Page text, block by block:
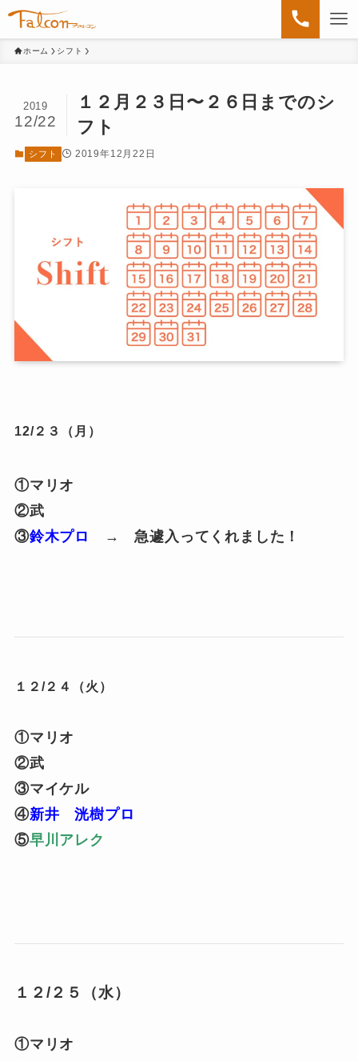
ホーム シフト
１２月２３日〜２６日までのシ
フト
2019
12/22
シフト 2019年12月22日
12/２３ （月）
①マリオ
②武
③鈴木プロ → 急遽入ってくれました！
１２/２４（火）
①マリオ
②武
③マイケル
④新井 洸樹プロ
⑤早川アレク
１２/２５（水）
①マリオ